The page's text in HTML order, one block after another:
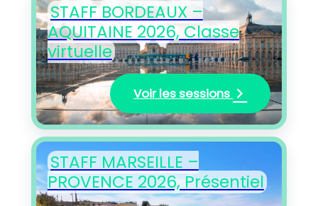
STAFF BORDEAUX –
AQUITAINE 2026, Classe
virtuelle
Voir les sessions
STAFF MARSEILLE –
PROVENCE 2026, Présentiel